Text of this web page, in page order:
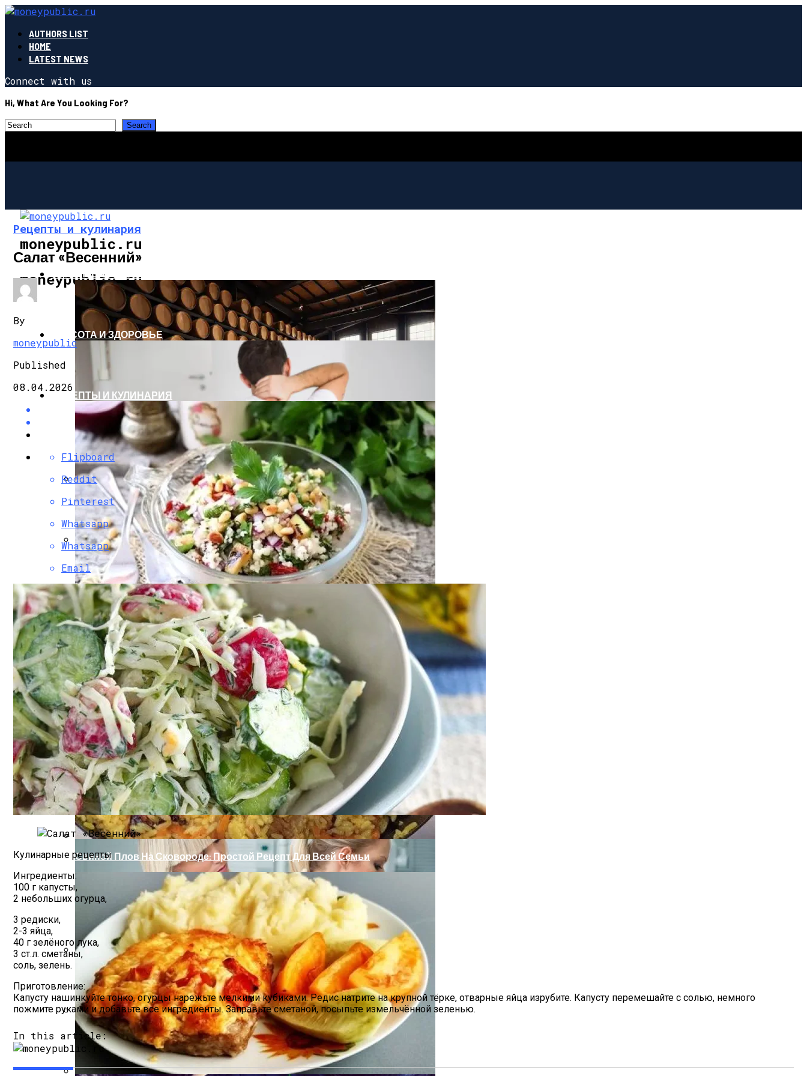
AUTHORS LIST
HOME
LATEST NEWS
Connect with us
Hi, What Are You Looking For?
moneypublic.ru
moneypublic.ru
СТРОИТЕЛЬСТВО И РЕМОНТ
Деревянные Ящики Для Инструментов Надежность И Стиль
Деревянные Разделочные Доски Высокого Качества Для Кухни
Деревянные Садовые Мостики И Тропинки Для Вашего Участка
КРАСОТА И ЗДОРОВЬЕ
Боль В Пояснице: Причины И Профилактика Для Всей Семьи
Нарушения Менструального Цикла: Причины И Решения Для Женского Здоровья
Пять Правил Здоровья: Как Уберечь Семью От Меланомы
РЕЦЕПТЫ И КУЛИНАРИЯ
Легкий И Полезный Табуле Из Кускуса С Цуккини И Кедровыми Орехами Для Постного Стола
Свиной Плов На Сковороде: Простой Рецепт Для Всей Семьи
Рецепты и кулинария
Салат «Весенний»
By
moneypublic
Published
08.04.2026
Flipboard
Reddit
Pinterest
Whatsapp
Whatsapp
Email
Кулинарные рецепты
Ингредиенты:
100 г капусты,
2 небольших огурца,
3 редиски,
2-3 яйца,
40 г зелёного лука,
3 ст.л. сметаны,
соль, зелень.
Приготовление:
Капусту нашинкуйте тонко, огурцы нарежьте мелкими кубиками. Редис натрите на крупной тёрке, отварные яйца изрубите. Капусту перемешайте с солью, немного
пожмите руками и добавьте все ингредиенты. Заправьте сметаной, посыпьте измельчённой зеленью.
In this article: